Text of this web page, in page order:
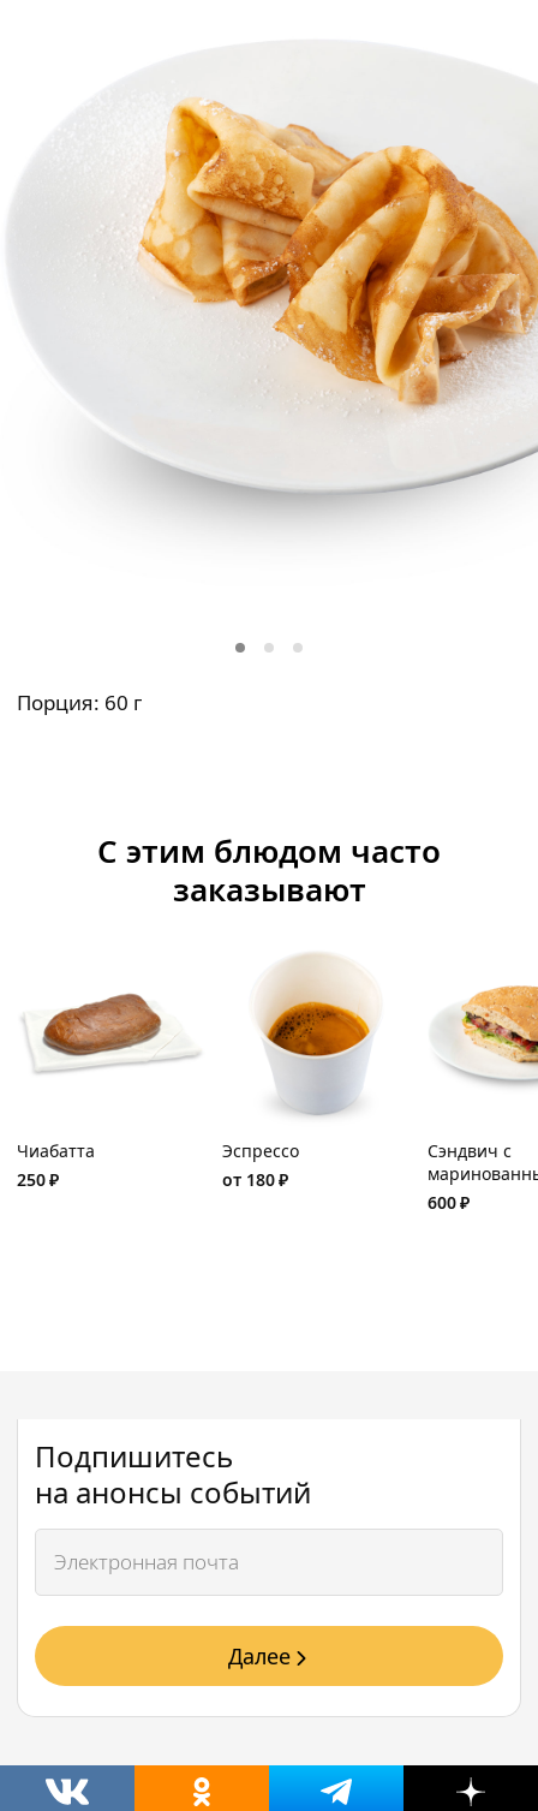
Порция: 60 г
С этим блюдом часто
заказывают
Чиабатта
250₽
Эспрессо
от 180₽
Сэндвич с
ростбифом и
600₽
Подпишитесь
на анонсы событий
Далее